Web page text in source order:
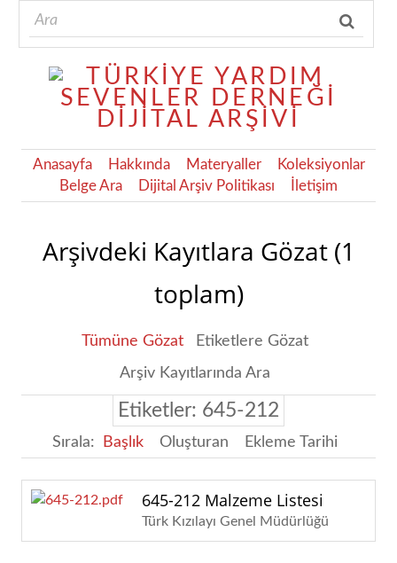
Anasayfa Hakkında Materyaller
Koleksiyonlar
Belge Ara
Dijital Arşiv Politikası İletişim
Arşivdeki Kayıtlara Gözat (1
toplam)
Tümüne Gözat
Etiketlere Gözat
Arşiv Kayıtlarında Ara
Etiketler: 645-212
Sırala: Başlık Oluşturan Ekleme Tarihi
645-212 Malzeme Listesi
Türk Kızılayı Genel Müdürlüğü